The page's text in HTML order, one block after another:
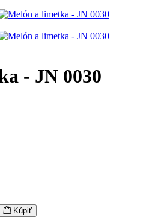
- JN 0030
Kúpiť